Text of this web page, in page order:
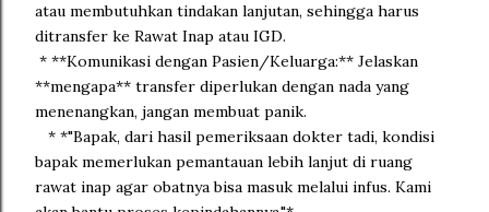
atau membutuhkan tindakan lanjutan, sehingga harus
ditransfer ke Rawat Inap atau IGD.
* **Komunikasi dengan Pasien/Keluarga:** Jelaskan
**mengapa** transfer diperlukan dengan nada yang
menenangkan, jangan membuat panik.
* *"Bapak, dari hasil pemeriksaan dokter tadi, kondisi
bapak memerlukan pemantauan lebih lanjut di ruang
rawat inap agar obatnya bisa masuk melalui infus. Kami